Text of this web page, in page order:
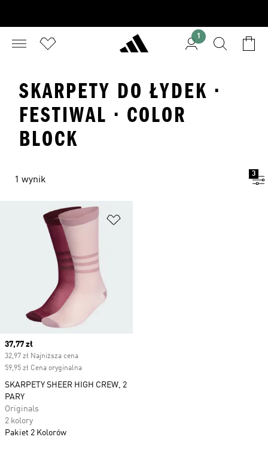
1
SKARPETY DO ŁYDEK ·
FESTIWAL · COLOR
BLOCK
1 wynik
3
Current price
37,77 zł
32,97 zł Najniższa cena
59,95 zł Cena oryginalna
SKARPETY SHEER HIGH CREW, 2
PARY
Originals
2 kolory
Pakiet 2 Kolorów